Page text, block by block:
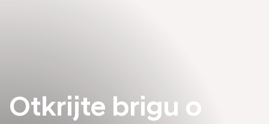
Otkrijte brigu o